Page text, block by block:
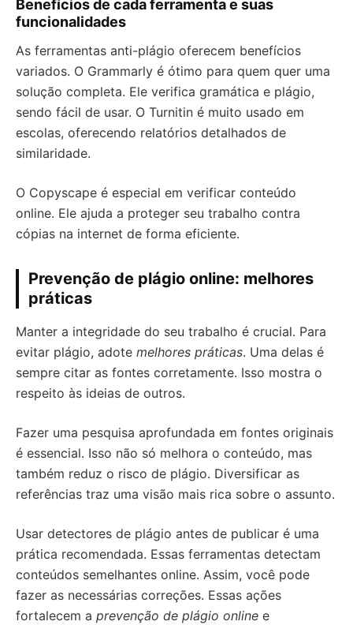
Benefícios de cada ferramenta e suas
funcionalidades
As ferramentas anti-plágio oferecem benefícios
variados. O Grammarly é ótimo para quem quer uma
solução completa. Ele verifica gramática e plágio,
sendo fácil de usar. O Turnitin é muito usado em
escolas, oferecendo relatórios detalhados de
similaridade.
O Copyscape é especial em verificar conteúdo
online. Ele ajuda a proteger seu trabalho contra
cópias na internet de forma eficiente.
Prevenção de plágio online: melhores
práticas
Manter a integridade do seu trabalho é crucial. Para
evitar plágio, adote melhores práticas. Uma delas é
sempre citar as fontes corretamente. Isso mostra o
respeito às ideias de outros.
Fazer uma pesquisa aprofundada em fontes originais
é essencial. Isso não só melhora o conteúdo, mas
também reduz o risco de plágio. Diversificar as
referências traz uma visão mais rica sobre o assunto.
Usar detectores de plágio antes de publicar é uma
prática recomendada. Essas ferramentas detectam
conteúdos semelhantes online. Assim, você pode
fazer as necessárias correções. Essas ações
fortalecem a prevenção de plágio online e